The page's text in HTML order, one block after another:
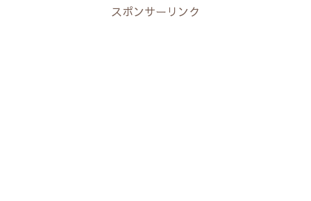
スポンサーリンク